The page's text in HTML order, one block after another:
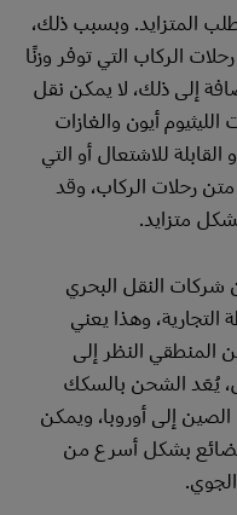
المتزايد. وبسبب ذلك،
الركاب التي توفر وزنًا
إلى ذلك، لا يمكن نقل
أيون والغازات
للاشتعال أو التي
رحلات الركاب، وقد
متزايد.
شركات النقل البحري
وهذا يعني
النظر إلى
يُعَد الشحن بالسكك
إلى أوروبا، ويمكن
بشكل أسرع من